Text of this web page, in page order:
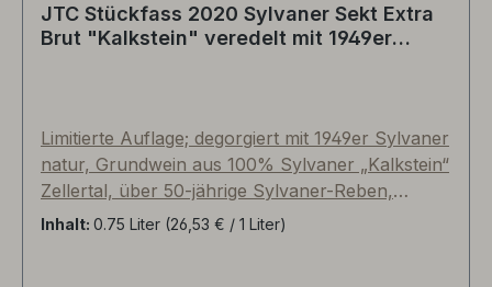
JTC Stückfass 2020 Sylvaner Sekt Extra
Brut "Kalkstein" veredelt mit 1949er
Limitierte Auflage; degorgiert mit 1949er Sylvaner
natur, Grundwein aus 100% Sylvaner „Kalkstein“
Zellertal, über 50-jährige Sylvaner-Reben,
traditionelle Flaschengärung, durchschnittlich 24
Inhalt: 0.75 Liter (26,53 € / 1 Liter)